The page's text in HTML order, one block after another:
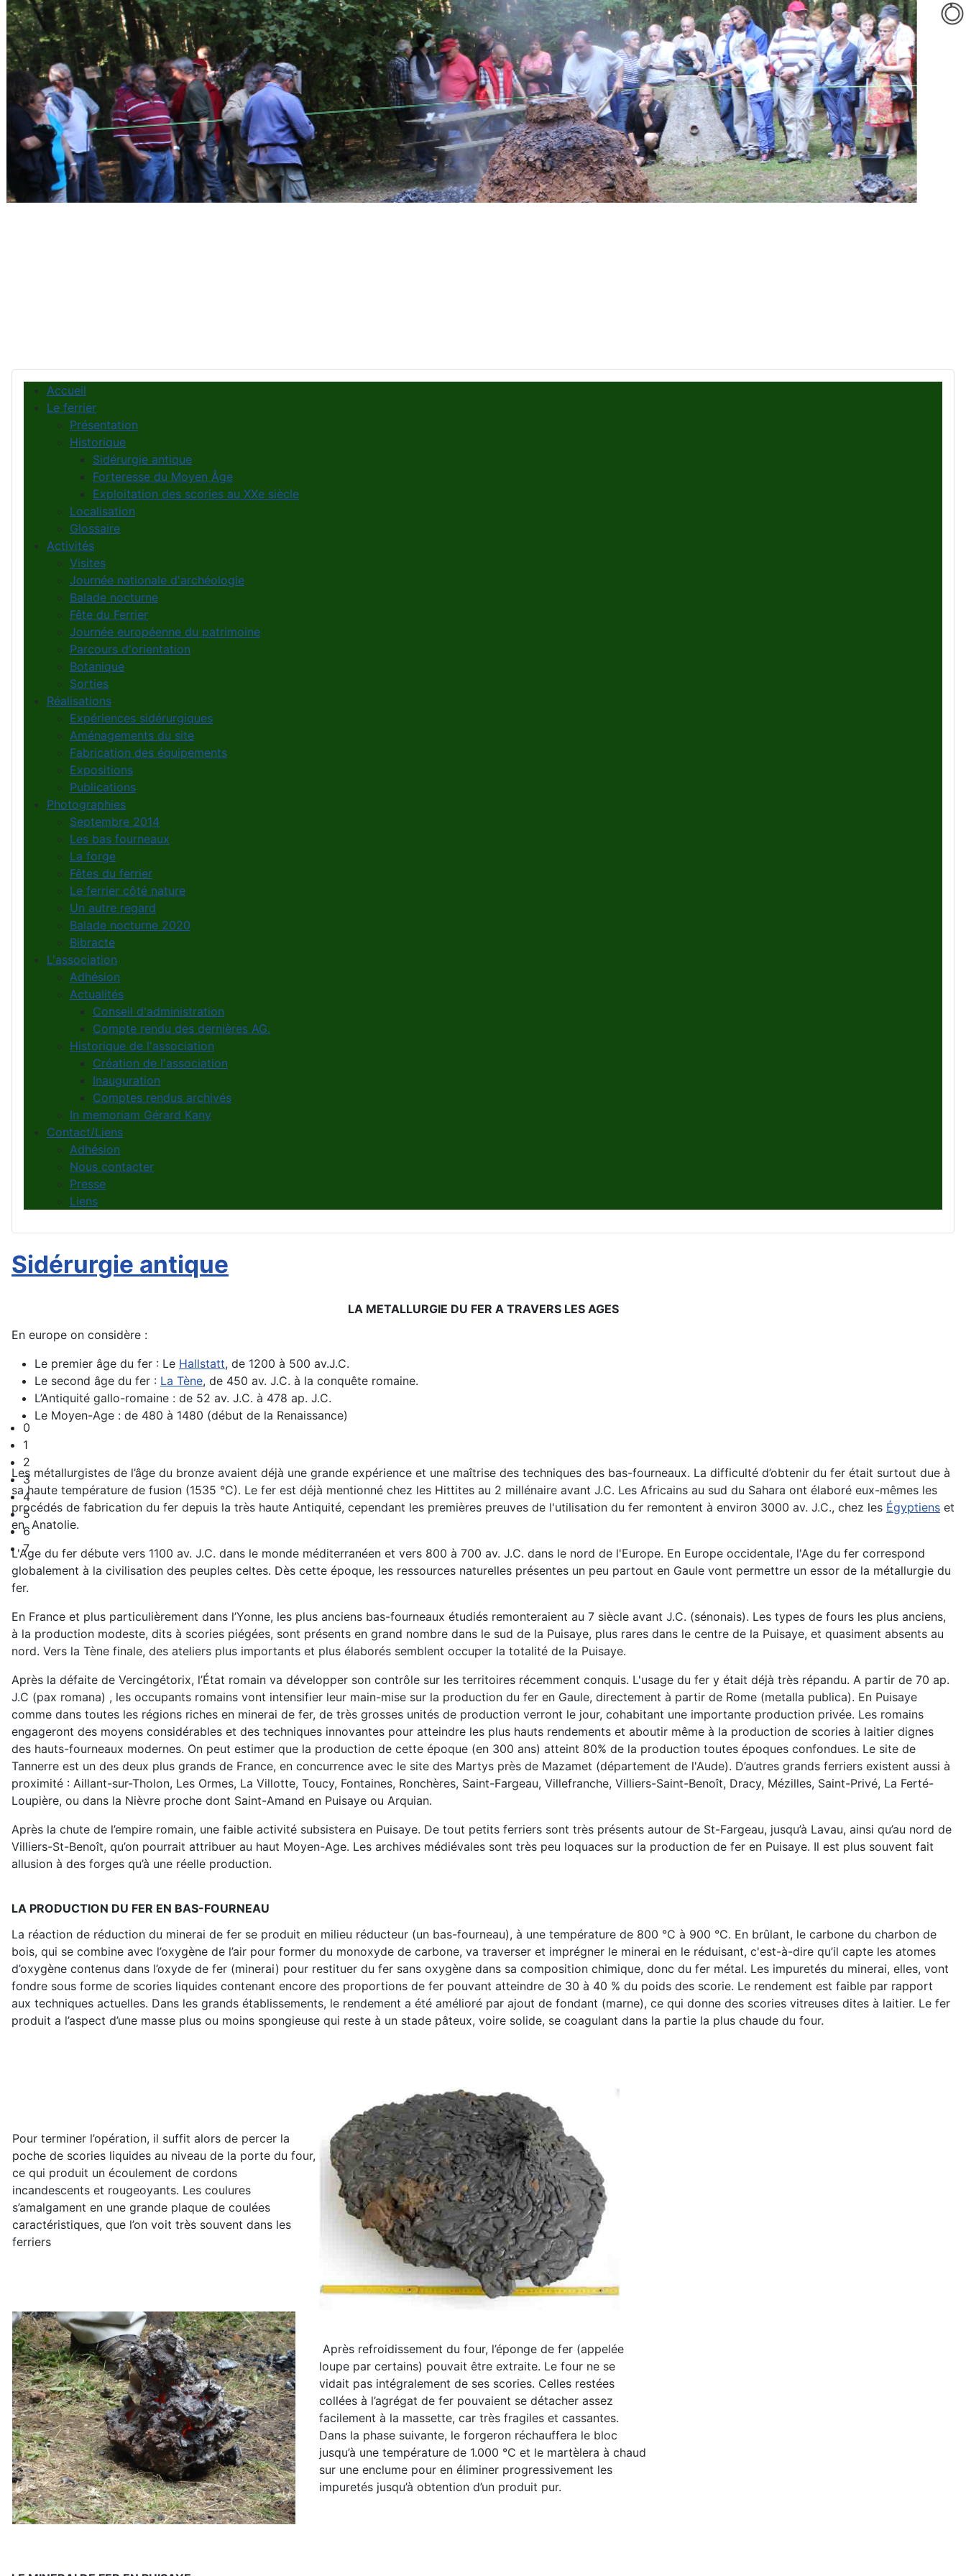
0
1
2
3
4
5
6
7
Accueil
Le ferrier
Présentation
Historique
Sidérurgie antique
Forteresse du Moyen Âge
Exploitation des scories au XXe siècle
Localisation
Glossaire
Activités
Visites
Journée nationale d'archéologie
Balade nocturne
Fête du Ferrier
Journée européenne du patrimoine
Parcours d'orientation
Botanique
Sorties
Réalisations
Expériences sidérurgiques
Aménagements du site
Fabrication des équipements
Expositions
Publications
Photographies
Septembre 2014
Les bas fourneaux
La forge
Fêtes du ferrier
Le ferrier côté nature
Un autre regard
Balade nocturne 2020
Bibracte
L'association
Adhésion
Actualités
Conseil d'administration
Compte rendu des dernières AG.
Historique de l'association
Création de l'association
Inauguration
Comptes rendus archivés
In memoriam Gérard Kany
Contact/Liens
Adhésion
Nous contacter
Presse
Liens
Sidérurgie antique
LA METALLURGIE DU FER A TRAVERS LES AGES
En europe on considère :
Le premier âge du fer : Le Hallstatt, de 1200 à 500 av.J.C.
Le second âge du fer : La Tène, de 450 av. J.C. à la conquête romaine.
L’Antiquité gallo-romaine : de 52 av. J.C. à 478 ap. J.C.
Le Moyen-Age : de 480 à 1480 (début de la Renaissance)
Les métallurgistes de l’âge du bronze avaient déjà une grande expérience et une maîtrise des techniques des bas-fourneaux. La difficulté d’obtenir du fer était surtout due à
sa haute température de fusion (1535 °C). Le fer est déjà mentionné chez les Hittites au 2 millénaire avant J.C. Les Africains au sud du Sahara ont élaboré eux-mêmes les
procédés de fabrication du fer depuis la très haute Antiquité, cependant les premières preuves de l'utilisation du fer remontent à environ 3000 av. J.C., chez les Égyptiens et
en Anatolie.
L'Age du fer débute vers 1100 av. J.C. dans le monde méditerranéen et vers 800 à 700 av. J.C. dans le nord de l'Europe. En Europe occidentale, l'Age du fer correspond
globalement à la civilisation des peuples celtes. Dès cette époque, les ressources naturelles présentes un peu partout en Gaule vont permettre un essor de la métallurgie du
fer.
En France et plus particulièrement dans l’Yonne, les plus anciens bas-fourneaux étudiés remonteraient au 7 siècle avant J.C. (sénonais). Les types de fours les plus anciens,
à la production modeste, dits à scories piégées, sont présents en grand nombre dans le sud de la Puisaye, plus rares dans le centre de la Puisaye, et quasiment absents au
nord. Vers la Tène finale, des ateliers plus importants et plus élaborés semblent occuper la totalité de la Puisaye.
Après la défaite de Vercingétorix, l’État romain va développer son contrôle sur les territoires récemment conquis. L'usage du fer y était déjà très répandu. A partir de 70 ap.
J.C (pax romana) , les occupants romains vont intensifier leur main-mise sur la production du fer en Gaule, directement à partir de Rome (metalla publica). En Puisaye
comme dans toutes les régions riches en minerai de fer, de très grosses unités de production verront le jour, cohabitant une importante production privée. Les romains
engageront des moyens considérables et des techniques innovantes pour atteindre les plus hauts rendements et aboutir même à la production de scories à laitier dignes
des hauts-fourneaux modernes. On peut estimer que la production de cette époque (en 300 ans) atteint 80% de la production toutes époques confondues. Le site de
Tannerre est un des deux plus grands de France, en concurrence avec le site des Martys près de Mazamet (département de l'Aude). D’autres grands ferriers existent aussi à
proximité : Aillant-sur-Tholon, Les Ormes, La Villotte, Toucy, Fontaines, Ronchères, Saint-Fargeau, Villefranche, Villiers-Saint-Benoît, Dracy, Mézilles, Saint-Privé, La Ferté-
Loupière, ou dans la Nièvre proche dont Saint-Amand en Puisaye ou Arquian.
Après la chute de l’empire romain, une faible activité subsistera en Puisaye. De tout petits ferriers sont très présents autour de St-Fargeau, jusqu’à Lavau, ainsi qu’au nord de
Villiers-St-Benoît, qu’on pourrait attribuer au haut Moyen-Age. Les archives médiévales sont très peu loquaces sur la production de fer en Puisaye. Il est plus souvent fait
allusion à des forges qu’à une réelle production.
LA PRODUCTION DU FER EN BAS-FOURNEAU
La réaction de réduction du minerai de fer se produit en milieu réducteur (un bas-fourneau), à une température de 800 °C à 900 °C. En brûlant, le carbone du charbon de
bois, qui se combine avec l’oxygène de l’air pour former du monoxyde de carbone, va traverser et imprégner le minerai en le réduisant, c'est-à-dire qu’il capte les atomes
d’oxygène contenus dans l’oxyde de fer (minerai) pour restituer du fer sans oxygène dans sa composition chimique, donc du fer métal. Les impuretés du minerai, elles, vont
fondre sous forme de scories liquides contenant encore des proportions de fer pouvant atteindre de 30 à 40 % du poids des scorie. Le rendement est faible par rapport
aux techniques actuelles. Dans les grands établissements, le rendement a été amélioré par ajout de fondant (marne), ce qui donne des scories vitreuses dites à laitier. Le fer
produit a l’aspect d’une masse plus ou moins spongieuse qui reste à un stade pâteux, voire solide, se coagulant dans la partie la plus chaude du four.
Pour terminer l’opération, il suffit alors de percer la
poche de scories liquides au niveau de la porte du four,
ce qui produit un écoulement de cordons
incandescents et rougeoyants. Les coulures
s’amalgament en une grande plaque de coulées
caractéristiques, que l’on voit très souvent dans les
ferriers
Après refroidissement du four, l’éponge de fer (appelée
loupe par certains) pouvait être extraite. Le four ne se
vidait pas intégralement de ses scories. Celles restées
collées à l’agrégat de fer pouvaient se détacher assez
facilement à la massette, car très fragiles et cassantes.
Dans la phase suivante, le forgeron réchauffera le bloc
jusqu’à une température de 1.000 °C et le martèlera à chaud
sur une enclume pour en éliminer progressivement les
impuretés jusqu’à obtention d’un produit pur.